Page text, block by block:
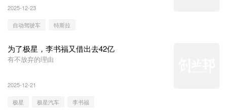
2025-12-23
自动驾驶车 特斯拉
为了极星，李书福又借出去42亿
有不放弃的理由
2025-12-21
极星 极星汽车 李书福